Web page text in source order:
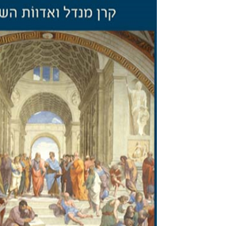
אבי כצמן
הנחת אתר ספר מודפס